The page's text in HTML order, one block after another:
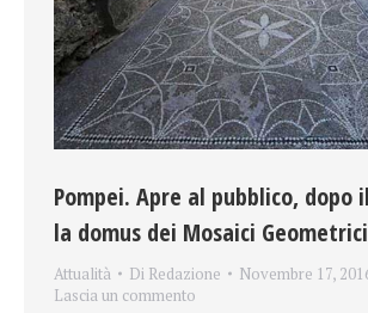
Pompei. Apre al pubblico, dopo
la domus dei Mosaici Geometrici
Attualità Di Redazione
Novembre 17,
Lascia un commento